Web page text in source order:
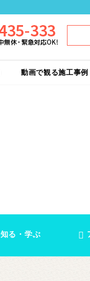
動画で観る施工事例
知る・学ぶ